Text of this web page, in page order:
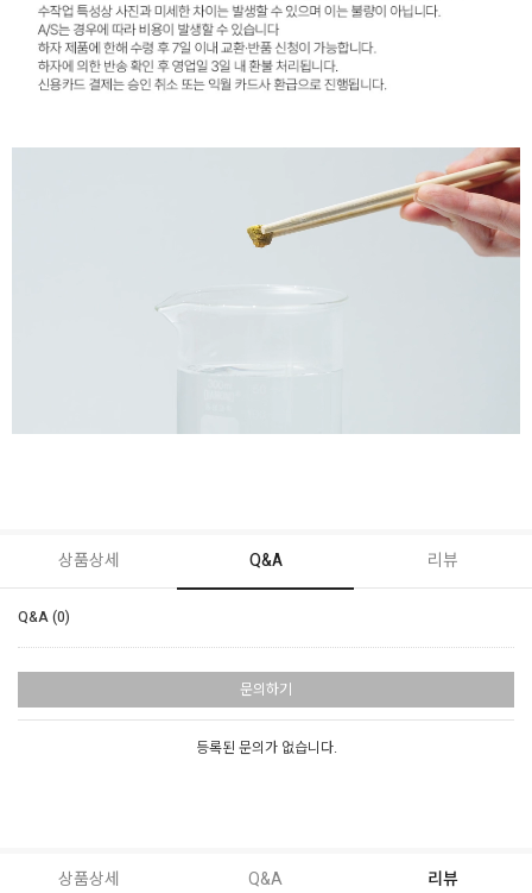
상품상세 Q&A 리뷰
Q&A (0)
문의하기
등록된 문의가 없습니다.
상품상세 Q&A 리뷰